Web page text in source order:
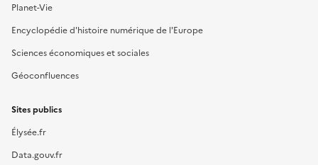
Planet-Vie
Encyclopédie d'histoire numérique de l'Europe
Sciences économiques et sociales
Géoconfluences
Sites publics
Élysée.fr
Data.gouv.fr